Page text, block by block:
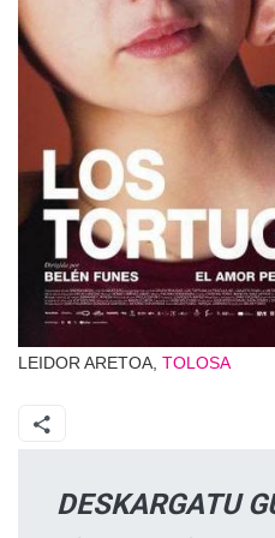
LEIDOR ARETOA, TOLOSA
DESKARGATU